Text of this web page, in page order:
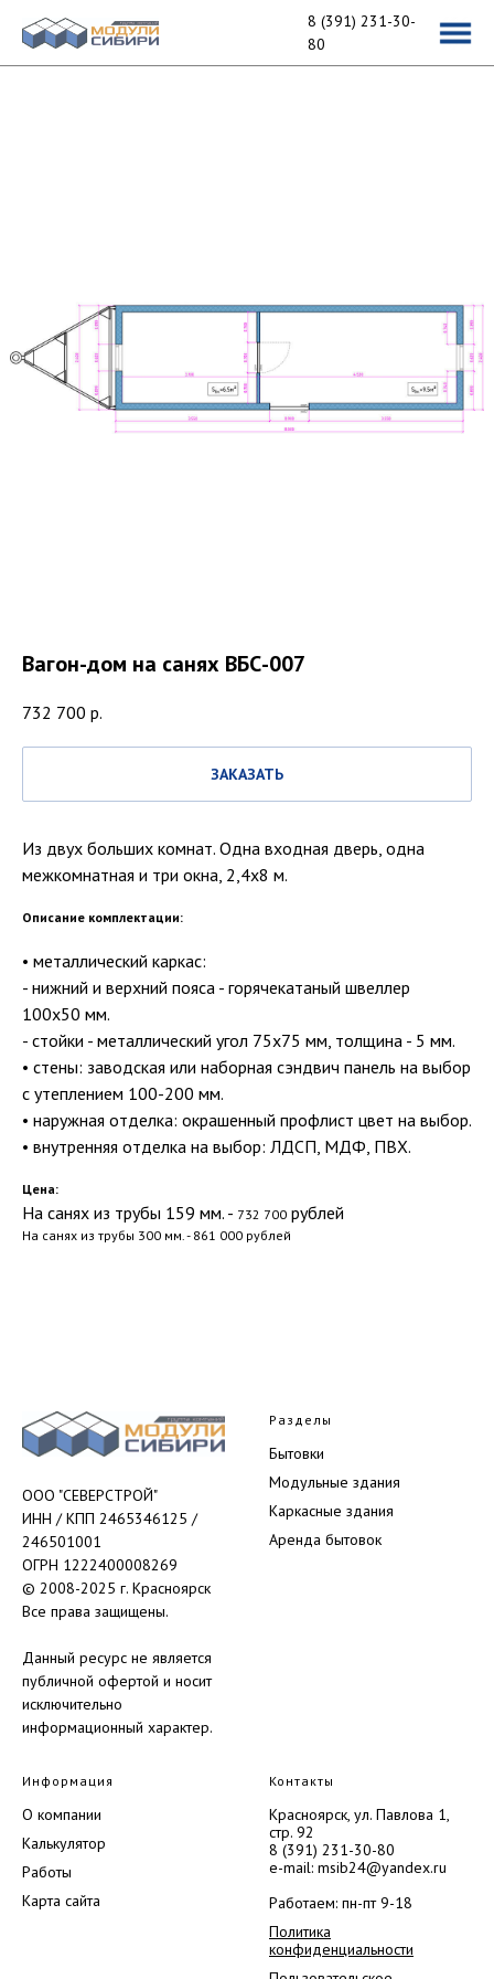
8 (391) 231-30-
80
Вагон-дом на санях ВБС-007
732 700 р.
ЗАКАЗАТЬ
Из двух больших комнат. Одна входная дверь, одна
межкомнатная и три окна, 2,4х8 м.
Описание комплектации:
• металлический каркас:
- нижний и верхний пояса - горячекатаный швеллер
100х50 мм.
- стойки - металлический угол 75х75 мм, толщина - 5 мм.
• стены: заводская или наборная сэндвич панель на выбор
с утеплением 100-200 мм.
• наружная отделка: окрашенный профлист цвет на выбор.
• внутренняя отделка на выбор: ЛДСП, МДФ, ПВХ.
Цена:
На санях из трубы 159 мм. - 732 700 рублей
На санях из трубы 300 мм. - 861 000 рублей
ООО "СЕВЕРСТРОЙ"
ИНН / КПП 2465346125 /
246501001
ОГРН 1222400008269
© 2008-2025 г. Красноярск
Все права защищены.
Данный ресурс не является
публичной офертой и носит
исключительно
информационный характер.
Разделы
Бытовки
Модульные здания
Каркасные здания
Аренда бытовок
Информация
О компании
Калькулятор
Работы
Карта сайта
Контакты
Красноярск, ул. Павлова 1,
стр. 92
8 (391) 231-30-80
e-mail: msib24@yandex.ru
Работаем: пн-пт 9-18
Политика
конфиденциальности
продвижение